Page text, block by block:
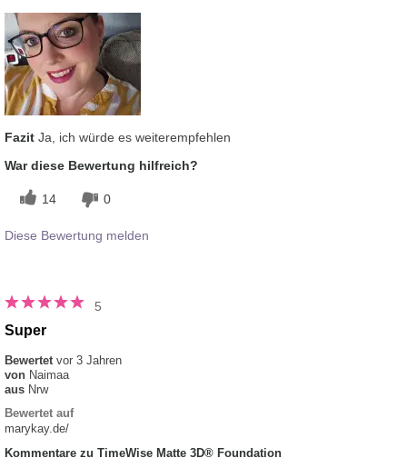
Fazit Ja, ich würde es weiterempfehlen
War diese Bewertung hilfreich?
14 0
Diese Bewertung melden
5
Super
Bewertet vor 3 Jahren
von Naimaa
aus Nrw
Bewertet auf
marykay.de/
Kommentare zu TimeWise Matte 3D® Foundation